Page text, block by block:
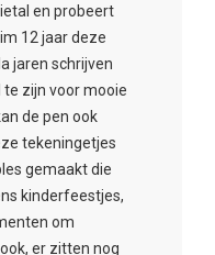
en probeert
12 jaar deze
jaren schrijven
te zijn voor mooie
de pen ook
tekeningetjes
gemaakt die
kinderfeestjes,
om
er zitten nog